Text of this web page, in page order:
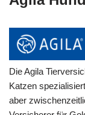
Die Agila
Katzen
aber